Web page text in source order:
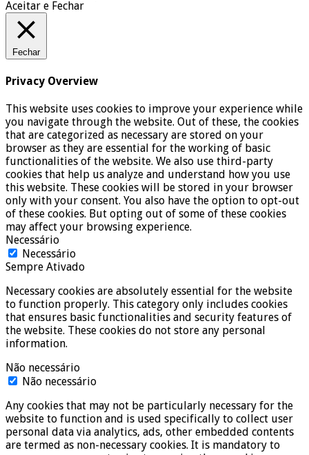
Aceitar e Fechar
Fechar
Privacy Overview
This website uses cookies to improve your experience while
you navigate through the website. Out of these, the cookies
that are categorized as necessary are stored on your
browser as they are essential for the working of basic
functionalities of the website. We also use third-party
cookies that help us analyze and understand how you use
this website. These cookies will be stored in your browser
only with your consent. You also have the option to opt-out
of these cookies. But opting out of some of these cookies
may affect your browsing experience.
Necessário
Necessário
Sempre Ativado
Necessary cookies are absolutely essential for the website
to function properly. This category only includes cookies
that ensures basic functionalities and security features of
the website. These cookies do not store any personal
information.
Não necessário
Não necessário
Any cookies that may not be particularly necessary for the
website to function and is used specifically to collect user
personal data via analytics, ads, other embedded contents
are termed as non-necessary cookies. It is mandatory to